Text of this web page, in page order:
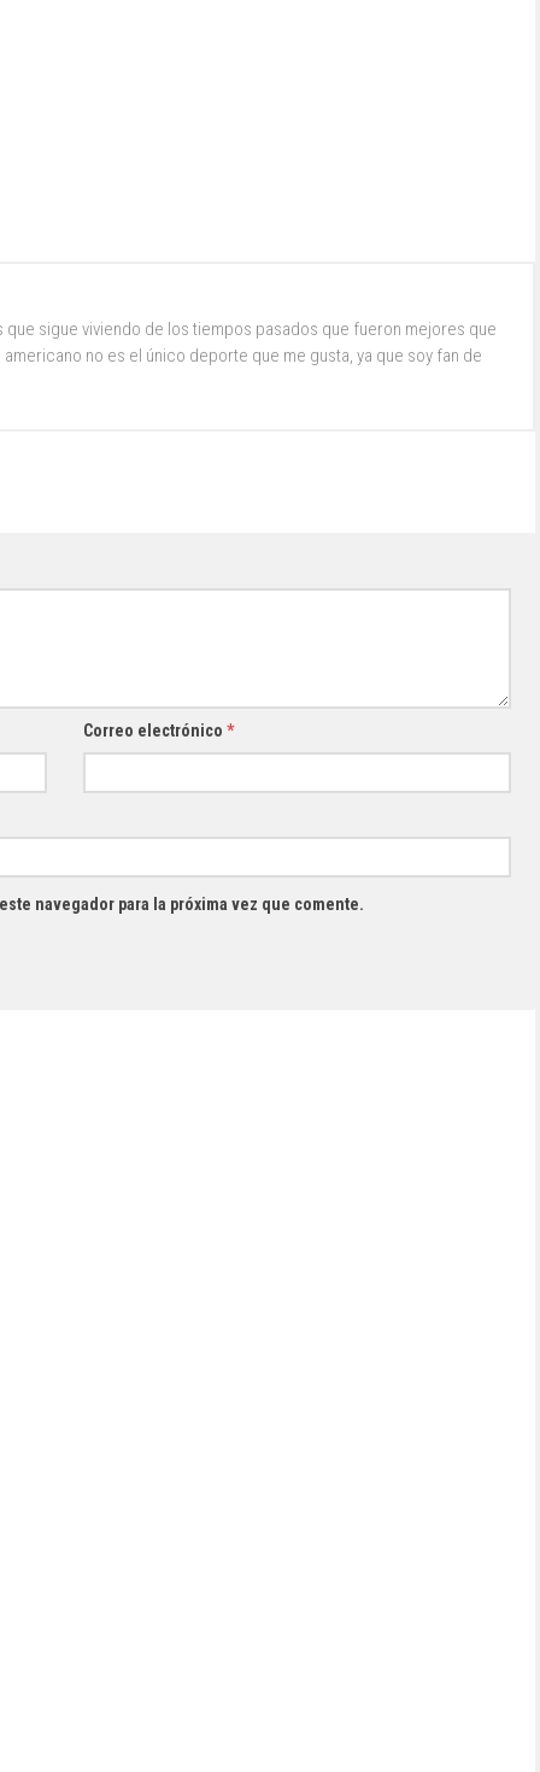
sigue viviendo de los tiempos pasados que fueron mejores que
no es el único deporte que me gusta, ya que soy fan de
Correo electrónico *
navegador para la próxima vez que comente.